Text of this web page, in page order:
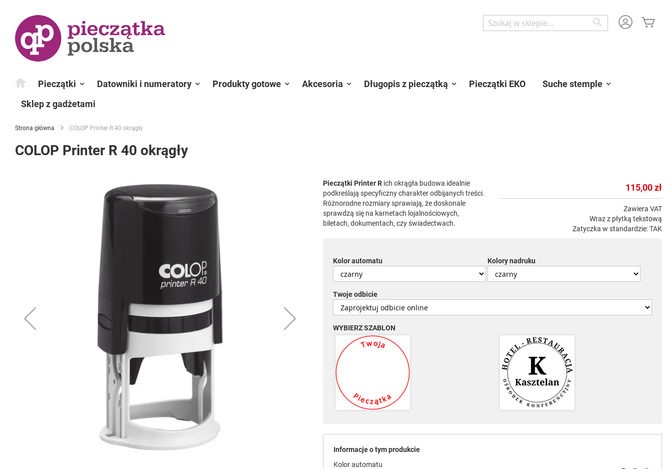
Wyszukaj
Pieczątki Datowniki i numeratory Produkty gotowe Akcesoria Długopis z pieczątką Pieczątki EKO
Suche stemple
Sklep z gadżetami
Strona główna COLOP Printer R 40 okrągły
COLOP Printer R 40 okrągły
115,00 zł
Zawiera VAT
Wraz z płytką tekstową
Zatyczka w standardzie: TAK
Pieczątki Printer Rich okrągła budowa idealnie
podkreślają specyficzny charakter odbijanych treści.
Różnorodne rozmiary sprawiają, że doskonale
sprawdzą się na karnetach lojalnościowych,
biletach, dokumentach, czy świadectwach.
Kolor automatu Kolory nadruku
Twoje odbicie
WYBIERZ SZABLON
Informacje o tym produkcie
Kolor automatu